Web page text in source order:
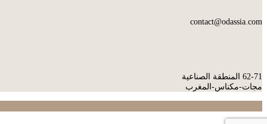
contact@odassia.com
62-71 المنطقة الصناعية
مجات-مكناس-المغرب